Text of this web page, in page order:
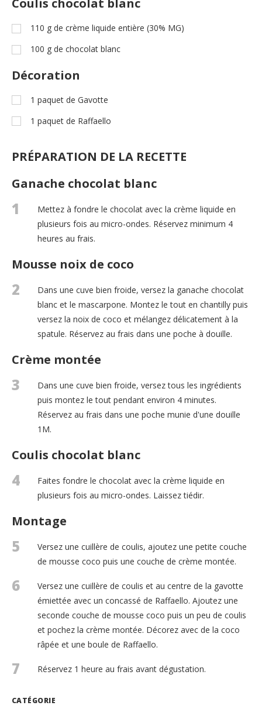
Coulis chocolat blanc
110 g de crème liquide entière (30% MG)
100 g de chocolat blanc
Décoration
1 paquet de Gavotte
1 paquet de Raffaello
PRÉPARATION DE LA RECETTE
Ganache chocolat blanc
1
Mettez à fondre le chocolat avec la crème liquide en
plusieurs fois au micro-ondes. Réservez minimum 4
heures au frais.
Mousse noix de coco
2
Dans une cuve bien froide, versez la ganache chocolat
blanc et le mascarpone. Montez le tout en chantilly puis
versez la noix de coco et mélangez délicatement à la
spatule. Réservez au frais dans une poche à douille.
Crème montée
3
Dans une cuve bien froide, versez tous les ingrédients
puis montez le tout pendant environ 4 minutes.
Réservez au frais dans une poche munie d'une douille
1M.
Coulis chocolat blanc
4
Faites fondre le chocolat avec la crème liquide en
plusieurs fois au micro-ondes. Laissez tiédir.
Montage
5
Versez une cuillère de coulis, ajoutez une petite couche
de mousse coco puis une couche de crème montée.
6
Versez une cuillère de coulis et au centre de la gavotte
émiettée avec un concassé de Raffaello. Ajoutez une
seconde couche de mousse coco puis un peu de coulis
et pochez la crème montée. Décorez avec de la coco
râpée et une boule de Raffaello.
7 Réservez 1 heure au frais avant dégustation.
CATÉGORIE